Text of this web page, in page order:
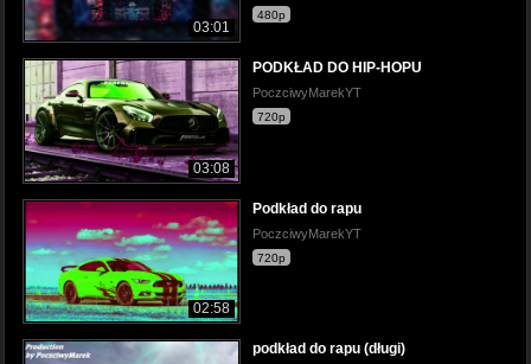
03:01
480p
03:08
PODKŁAD DO HIP-HOPU
PoczciwyMarekYT
720p
02:58
Podkład do rapu
PoczciwyMarekYT
720p
podkład do rapu (długi)